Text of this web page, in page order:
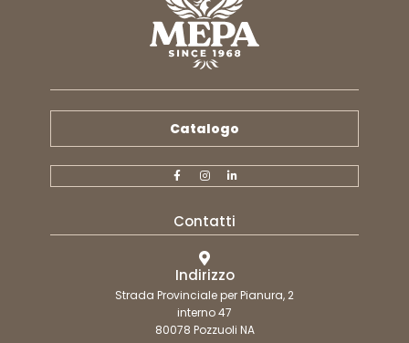
Catalogo
Contatti
Indirizzo
Strada Provinciale per Pianura, 2
interno 47
80078 Pozzuoli NA